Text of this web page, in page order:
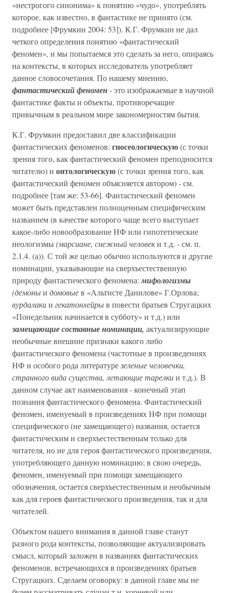
«нестрогого синонима» к понятию «чудо», употреблять
которое, как известно, в фантастике не принято (см.
подробнее [Фрумкин 2004: 53]). К.Г. Фрумкин не дал
четкого определения понятию «фантастический
феномен», и мы попытаемся это сделать за него, опираясь
на контексты, в которых исследователь употребляет
данное словосочетания. По нашему мнению,
фантастический феномен -это изображаемые в научной
фантастике факты и объекты, противоречащие
привычным в реальном мире закономерностям бытия.
К.Г. Фрумкин предоставил две классификации
фантастических феноменов: гносеологическую(с точки
зрения того, как фантастический феномен преподносится
читателю) и онтологическую(с точки зрения того, как
фантастический феномен объясняется автором) - см.
подробнее [там же: 53-66]. Фантастический феномен
может быть представлен полноценным специфическим
названием (в качестве которого чаще всего выступает
какое-либо новообразование НФ или гипотетические
неологизмы(марсиане, снежный человеки т.д. - см. п.
2.1.4. (а)). С той же целью обычно используются и другие
номинации, указывающие на сверхъестественную
природу фантастического феномена:мифологизмы
(демоныи домовыев «Альтисте Данилове» Г.Орлова;
вурдалакии гекатонхейрыв повести братьев Стругацких
«Понедельник начинается в субботу» и т.д.) или
замещающие составные номинации, актуализирующие
необычные внешние признаки какого либо
фантастического феномена (частотные в произведениях
НФ и особого рода литературезеленые человечки,
странного вида существа, летающие тарелкии т.д.). В
данном случае акт наименования - конечный этап
познания фантастического феномена. Фантастический
феномен, именуемый в произведениях НФ при помощи
специфического (не замещающего) названия, остается
фантастическим и сверхъестественным только для
читателя, но не для героя фантастического произведения,
употребляющего данную номинацию; в свою очередь,
феномен, именуемый при помощи замещающего
обозначения, остается сверхъестественным и необычным
как для героев фантастического произведения, так и для
читателей.
Объектом нашего внимания в данной главе станут
разного рода контексты, позволяющие актуализировать
смысл, который заложен в названиях фантастических
феноменов, встречающихся в произведениях братьев
Стругацких. Сделаем оговорку: в данной главе мы не